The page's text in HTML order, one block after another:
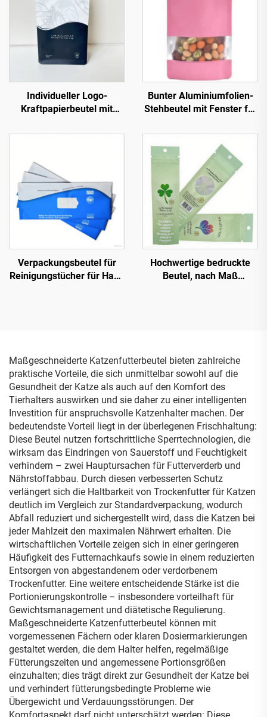
Individueller Logo-
Kraftpapierbeutel mit
Boden Seitennaht
Bohnenbeutel Kaffeetüte
Bunter Aluminiumfolien-
Stehbeutel mit Fenster für
Reißverschluss Schwarz
Weiß Rot Grün Blau Mylar-
Beutel
Verpackungsbeutel für
Reinigungstücher für Haut,
Hochwertige bedruckte
Beutel, nach Maß
Maßgeschneiderte Katzenfutterbeutel bieten zahlreiche
praktische Vorteile, die sich unmittelbar sowohl auf die
Gesundheit der Katze als auch auf den Komfort des
Tierhalters auswirken und sie daher zu einer intelligenten
Investition für anspruchsvolle Katzenhalter machen. Der
bedeutendste Vorteil liegt in der überlegenen Frischhaltung:
Diese Beutel nutzen fortschrittliche Sperrtechnologien, die
wirksam das Eindringen von Sauerstoff und Feuchtigkeit
verhindern – zwei Hauptursachen für Futterverderb und
Nährstoffabbau. Durch diesen verbesserten Schutz
verlängert sich die Haltbarkeit von Trockenfutter für Katzen
deutlich im Vergleich zur Standardverpackung, wodurch
Abfall reduziert und sichergestellt wird, dass die Katzen bei
jeder Mahlzeit den maximalen Nährwert erhalten. Die
wirtschaftlichen Vorteile zeigen sich in einer geringeren
Häufigkeit des Futternachkaufs sowie in einem reduzierten
Entsorgen von abgestandenem oder verdorbenem
Trockenfutter. Eine weitere entscheidende Stärke ist die
Portionierungskontrolle – insbesondere vorteilhaft für
Gewichtsmanagement und diätetische Regulierung.
Maßgeschneiderte Katzenfutterbeutel können mit
vorgemessenen Fächern oder klaren Dosiermarkierungen
gestaltet werden, die dem Halter helfen, regelmäßige
Fütterungszeiten und angemessene Portionsgrößen
einzuhalten; dies trägt direkt zur Gesundheit der Katze bei
und verhindert fütterungsbedingte Probleme wie
Übergewicht und Verdauungsstörungen. Der